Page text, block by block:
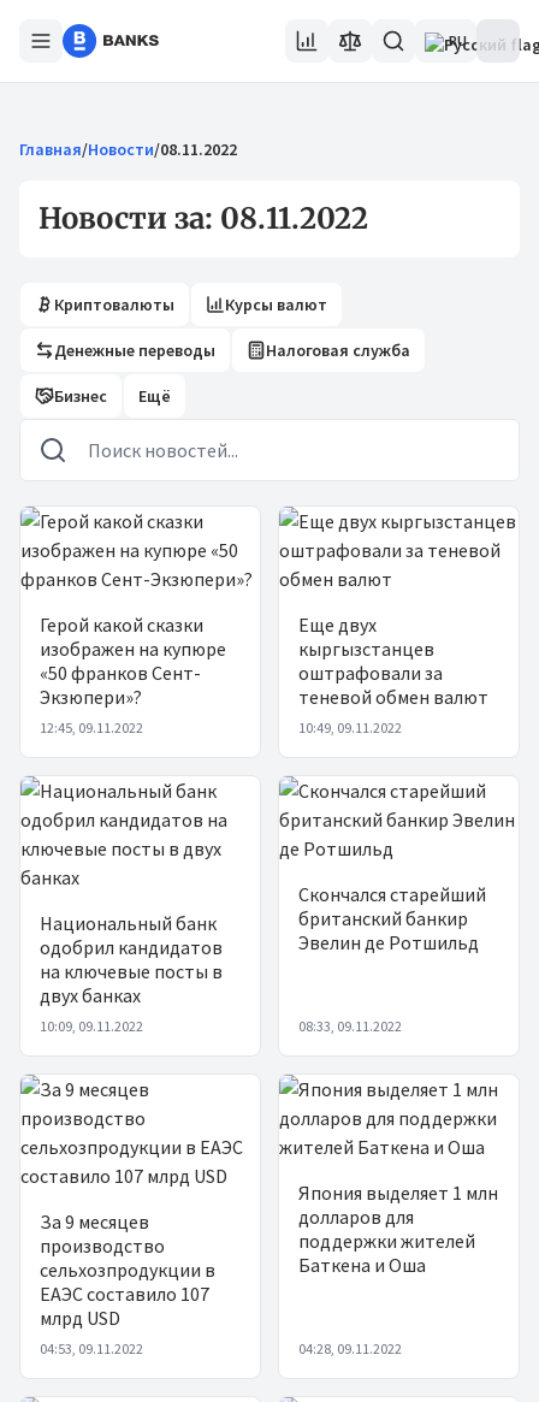
RU
Главная/Новости/08.11.2022
Новости за: 08.11.2022
Криптовалюты Курсы валют
Денежные переводы Налоговая служба
Бизнес Ещё
Новости
Герой какой сказки
изображен на купюре
«50 франков Сент-
Экзюпери»?
12:45, 09.11.2022
Еще двух
кыргызстанцев
оштрафовали за
теневой обмен валют
10:49, 09.11.2022
Национальный банк
одобрил кандидатов
на ключевые посты в
двух банках
10:09, 09.11.2022
Скончался старейший
британский банкир
Эвелин де Ротшильд
08:33, 09.11.2022
За 9 месяцев
производство
сельхозпродукции в
ЕАЭС составило 107
млрд USD
04:53, 09.11.2022
Япония выделяет 1 млн
долларов для
поддержки жителей
Баткена и Оша
04:28, 09.11.2022